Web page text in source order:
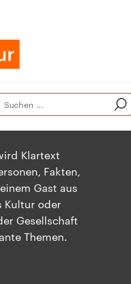
Klartext
Fakten,
Gast aus
Kultur oder
Gesellschaft
Themen.